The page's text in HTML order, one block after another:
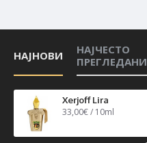
НАЈНОВИ
НАЈЧЕСТО
ПРЕГЛЕДАНИ
Xerjoff Lira
33,00€ / 10ml